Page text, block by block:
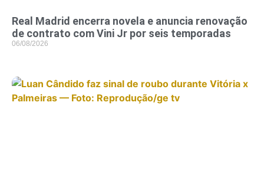
Real Madrid encerra novela e anuncia renovação
de contrato com Vini Jr por seis temporadas
06/08/2026